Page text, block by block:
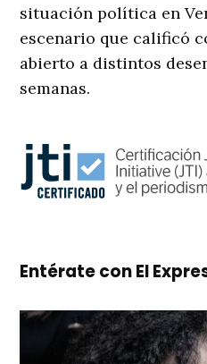
situación política en
escenario que calificó
abierto a distintos
semanas.
Entérate con El